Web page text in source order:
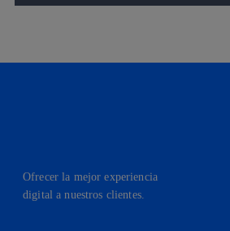
Ofrecer la mejor experiencia
digital a nuestros clientes.